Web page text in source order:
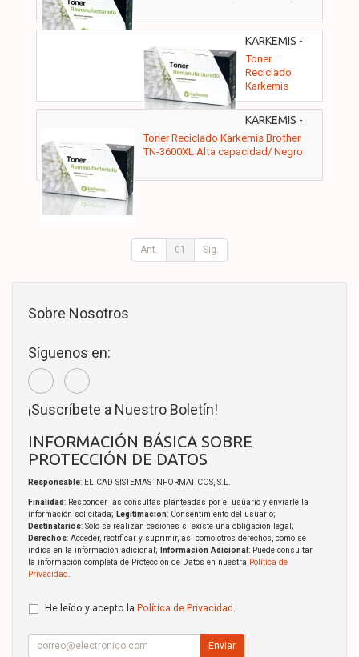
KARKEMIS -
10010121
Toner
Reciclado
Karkemis
Brother TN-
248XL Alta
capacidad/
Amarillo
KARKEMIS -
10010126
Toner Reciclado Karkemis Brother
TN-3600XL Alta capacidad/ Negro
Ant. 01 Sig.
Sobre Nosotros
Síguenos en:
¡Suscríbete a Nuestro Boletín!
INFORMACIÓN BÁSICA SOBRE
PROTECCIÓN DE DATOS
Responsable: ELICAD SISTEMAS INFORMATICOS, S.L.
Finalidad: Responder las consultas planteadas por el usuario y enviarle la
información solicitada; Legitimación: Consentimiento del usuario;
Destinatarios: Solo se realizan cesiones si existe una obligación legal;
Derechos: Acceder, rectificar y suprimir, así como otros derechos, como se
indica en la información adicional;
Información Adicional : Puede consultar
la información completa de Protección de Datos en nuestra Política de
Privacidad
He leído y acepto la Política de Privacidad
Enviar